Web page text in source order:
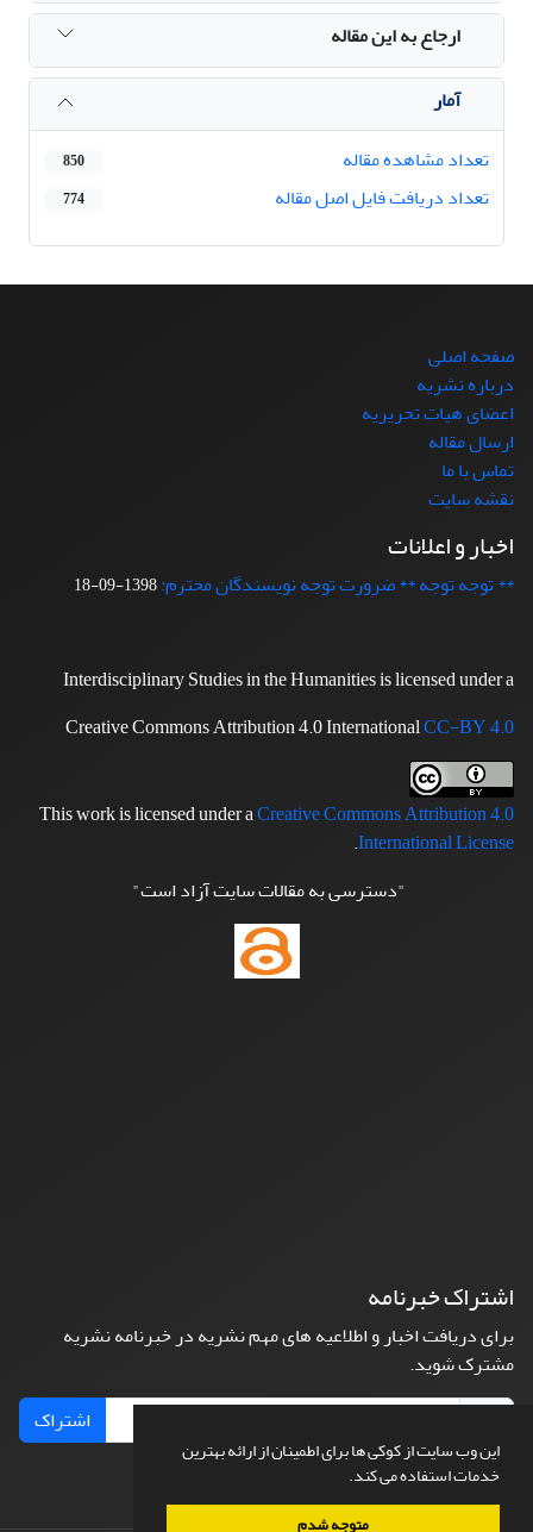
این وب سایت از کوکی ها برای اطمینان از ارائه بهترین
خدمات استفاده می کند.
متوجه شدم
ارجاع به این مقاله
آمار
تعداد مشاهده مقاله
850
تعداد دریافت فایل اصل مقاله 774
صفحه اصلی
درباره نشریه
اعضای هیات تحریریه
ارسال مقاله
تماس با ما
نقشه سایت
اخبار و اعلانات
** توجه توجه ** ضرورت توجه نویسندگان محترم:1398-09-18
Interdisciplinary Studies in the Humanities is licensed under a
Creative Commons Attribution 4.0 InternationalCC-BY 4.0
This work is licensed under aCreative Commons Attribution 4.0
International License
.
"دسترسی به مقالات سایت آزاد است"
اشتراک خبرنامه
برای دریافت اخبار و اطلاعیه های مهم نشریه در خبرنامه نشریه
مشترک شوید.
اشتراک